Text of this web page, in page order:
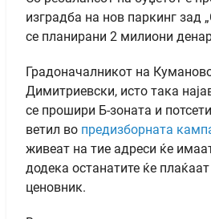
изградба на нов паркинг зад
се планирани 2 милиони
Градоначалникот на
Димитриевски, исто така
се прошири Б-зоната и
ветил во предизборната
живеат на тие адреси ќе
додека останатите ќе
ценовник.